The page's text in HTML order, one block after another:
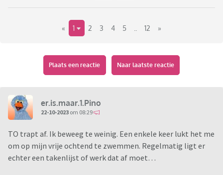
« 1 2 3 4 5 12 »
Plaats een reactie Naar laatste reactie
er.is.maar.1.Pino
22-10-2023 om 08:29
TO trapt af. Ik beweeg te weinig. Een enkele keer lukt het me
om op mijn vrije ochtend te zwemmen. Regelmatig ligt er
echter een takenlijst of werk dat af moet…